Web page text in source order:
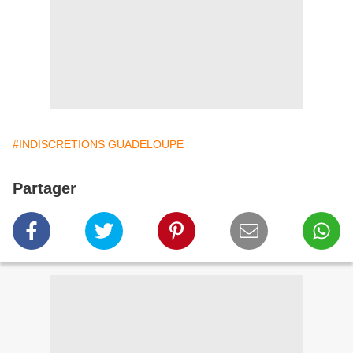
#INDISCRETIONS GUADELOUPE
Partager